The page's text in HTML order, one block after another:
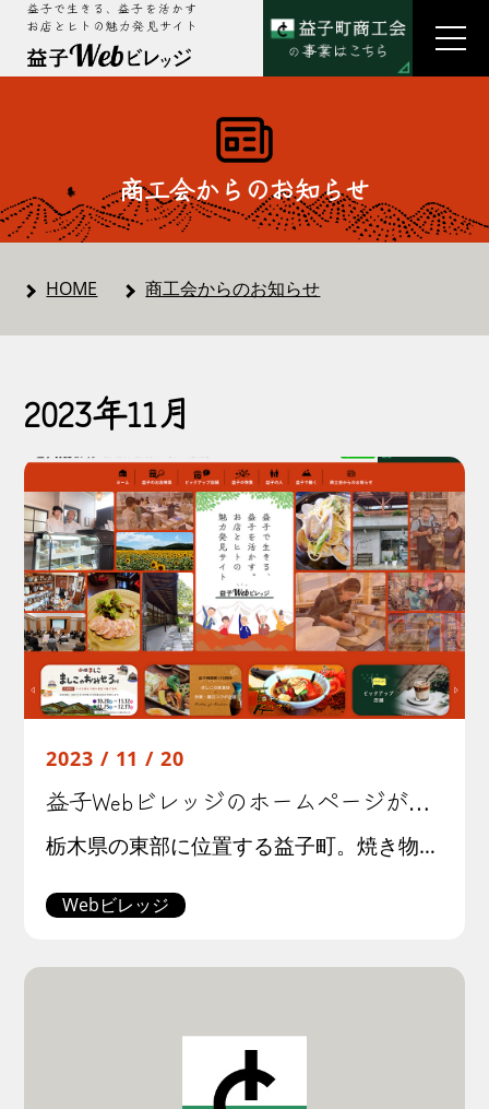
益子で生きる、益子を活かす
お店とヒトの魅力発見サイト
商工会からのお知らせ
HOME 商工会からのお知らせ
2023年11月
2023 / 11 / 20
益子Webビレッジのホームページがオープンしました。
栃木県の東部に位置する益子町。焼き物の産地として170年の歴史を持つ、のどかな町です。 里山広がるこの土地には、代々続く窯元やクラフト作家、都会には無い魅力に惹かれて移住した方、一見目立たない地方ビジネスを黙々と続ける職 […]
Webビレッジ